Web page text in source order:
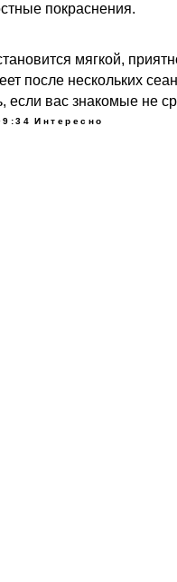
покраснения.
мягкой,
после нескольких
если вас знакомые не
Интересно